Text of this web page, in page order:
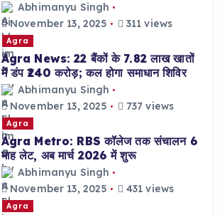
Abhimanyu Singh
November 13, 2025
311 views
Agra
Agra News: 22 बैंकों के 7.82 लाख खातों
में डंप ₹240 करोड़; कल होगा समाधान शिविर
Abhimanyu Singh
November 13, 2025
737 views
Agra
Agra Metro: RBS कॉलेज तक संचालन 6
माह लेट, अब मार्च 2026 में शुरू
Abhimanyu Singh
November 13, 2025
431 views
Agra